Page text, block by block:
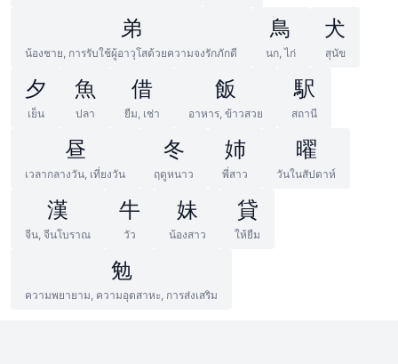
弟
น้องชาย, การรับใช้ผู้อาวุโสด้วยความจงรักภักดี
鳥
นก, ไก่
犬
สุนัข
夕
เย็น
魚
ปลา
借
ยืม, เช่า
飯
อาหาร, ข้าวสวย
駅
สถานี
昼
เวลากลางวัน, เที่ยงวัน
冬
ฤดูหนาว
姉
พี่สาว
曜
วันในสัปดาห์
漢
จีน, จีนโบราณ
牛
วัว
妹
น้องสาว
貸
ให้ยืม
勉
ความพยายาม, ความอุตสาหะ, การส่งเสริม